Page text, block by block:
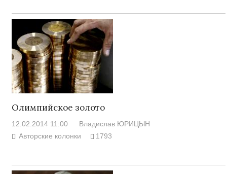
Олимпийское золото
12.02.2014 11:00
Владислав ЮРИЦЫН
Авторские колонки
1793